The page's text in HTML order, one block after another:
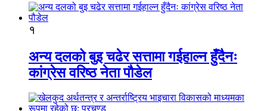
१
अन्य दलको बुइ चढेर सत्तामा गईहाल्न हुँदैनः
कांग्रेस वरिष्ठ नेता पौडेल